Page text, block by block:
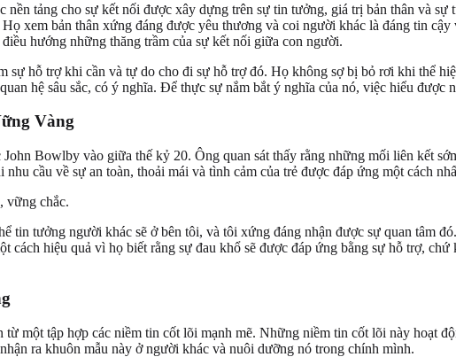
tảng cho sự kết nối được xây dựng trên sự tin tưởng, giá trị bản thân và
xem bản thân xứng đáng được yêu thương và coi người khác là đáng tin
hướng những thăng trầm của sự kết nối giữa con người.
sự hỗ trợ khi cần và tự do cho đi sự hỗ trợ đó. Họ không sợ bị bỏ rơi khi thể
hệ sâu sắc, có ý nghĩa. Để thực sự nắm bắt ý nghĩa của nó, việc hiểu được
Vàng
Bowlby vào giữa thế kỷ 20. Ông quan sát thấy rằng những mối liên kết
cầu về sự an toàn, thoải mái và tình cảm của trẻ được đáp ứng một cách
tin tưởng người khác sẽ ở bên tôi, và tôi xứng đáng nhận được sự quan tâm
cách hiệu quả vì họ biết rằng sự đau khổ sẽ được đáp ứng bằng sự hỗ trợ,
một tập hợp các niềm tin cốt lõi mạnh mẽ. Những niềm tin cốt lõi này hoạt
ra khuôn mẫu này ở người khác và nuôi dưỡng nó trong chính mình.